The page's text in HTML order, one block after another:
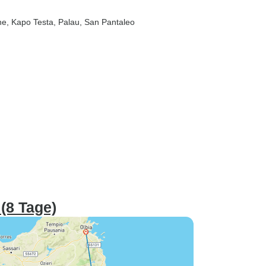
, Kapo Testa , Palau , San Pantaleo
Tage)